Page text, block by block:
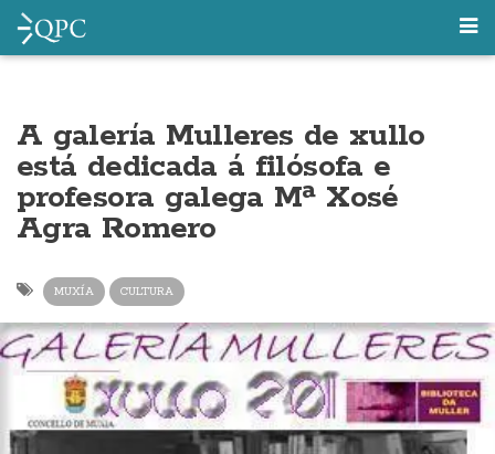
A galería Mulleres de xullo
está dedicada á filósofa e
profesora galega Mª Xosé
Agra Romero
MUXÍA CULTURA